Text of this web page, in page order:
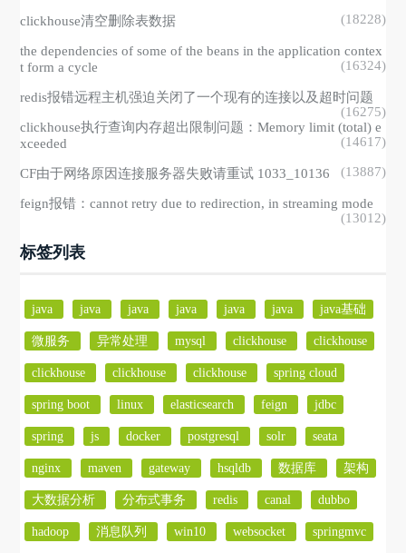
clickhouse清空删除表数据 (18228)
the dependencies of some of the beans in the application contex
t form a cycle
(16324)
redis报错远程主机强迫关闭了一个现有的连接以及超时问题
(16275)
clickhouse执行查询内存超出限制问题：Memory limit (total) e
xceeded
(14617)
CF由于网络原因连接服务器失败请重试 1033_10136 (13887)
feign报错：cannot retry due to redirection, in streaming mode
(13012)
标签列表
java java java java java java java基础
微服务 异常处理 mysql clickhouse clickhouse
clickhouse clickhouse clickhouse spring cloud
spring boot linux elasticsearch feign jdbc
spring js docker postgresql solr seata
nginx maven gateway hsqldb 数据库 架构
大数据分析 分布式事务 redis canal dubbo
hadoop 消息队列 win10 websocket springmvc